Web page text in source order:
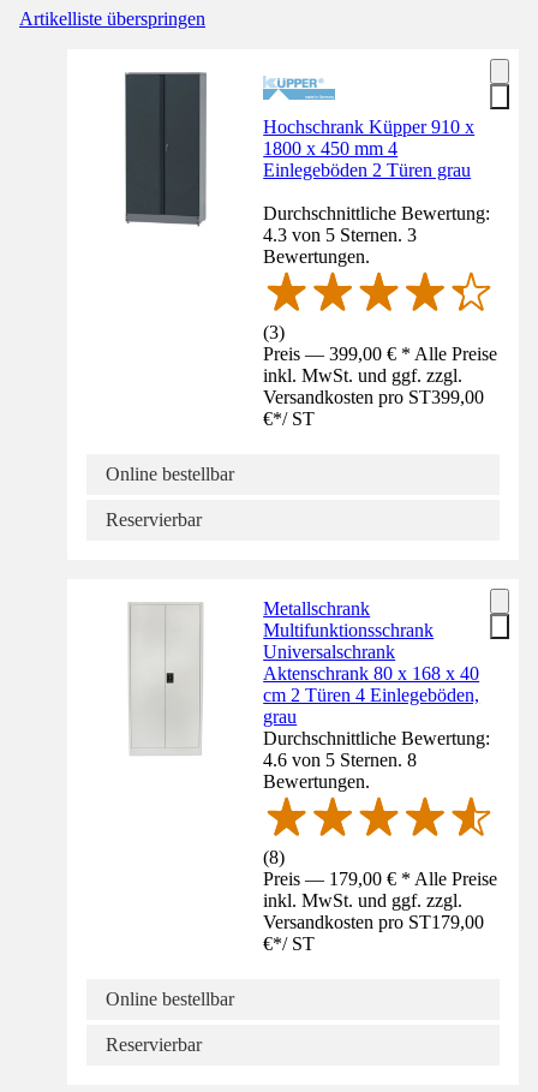
Artikelliste überspringen
Hochschrank Küpper 910 x
1800 x 450 mm 4
Einlegeböden 2 Türen grau
Durchschnittliche Bewertung:
4.3 von 5 Sternen. 3
Bewertungen.
(3)
Preis — 399,00 € * Alle Preise
inkl. MwSt. und ggf. zzgl.
Versandkosten pro ST399,00
€*/ ST
Online bestellbar
Reservierbar
Metallschrank
Multifunktionsschrank
Universalschrank
Aktenschrank 80 x 168 x 40
cm 2 Türen 4 Einlegeböden,
grau
Durchschnittliche Bewertung:
4.6 von 5 Sternen. 8
Bewertungen.
(8)
Preis — 179,00 € * Alle Preise
inkl. MwSt. und ggf. zzgl.
Versandkosten pro ST179,00
€*/ ST
Online bestellbar
Reservierbar